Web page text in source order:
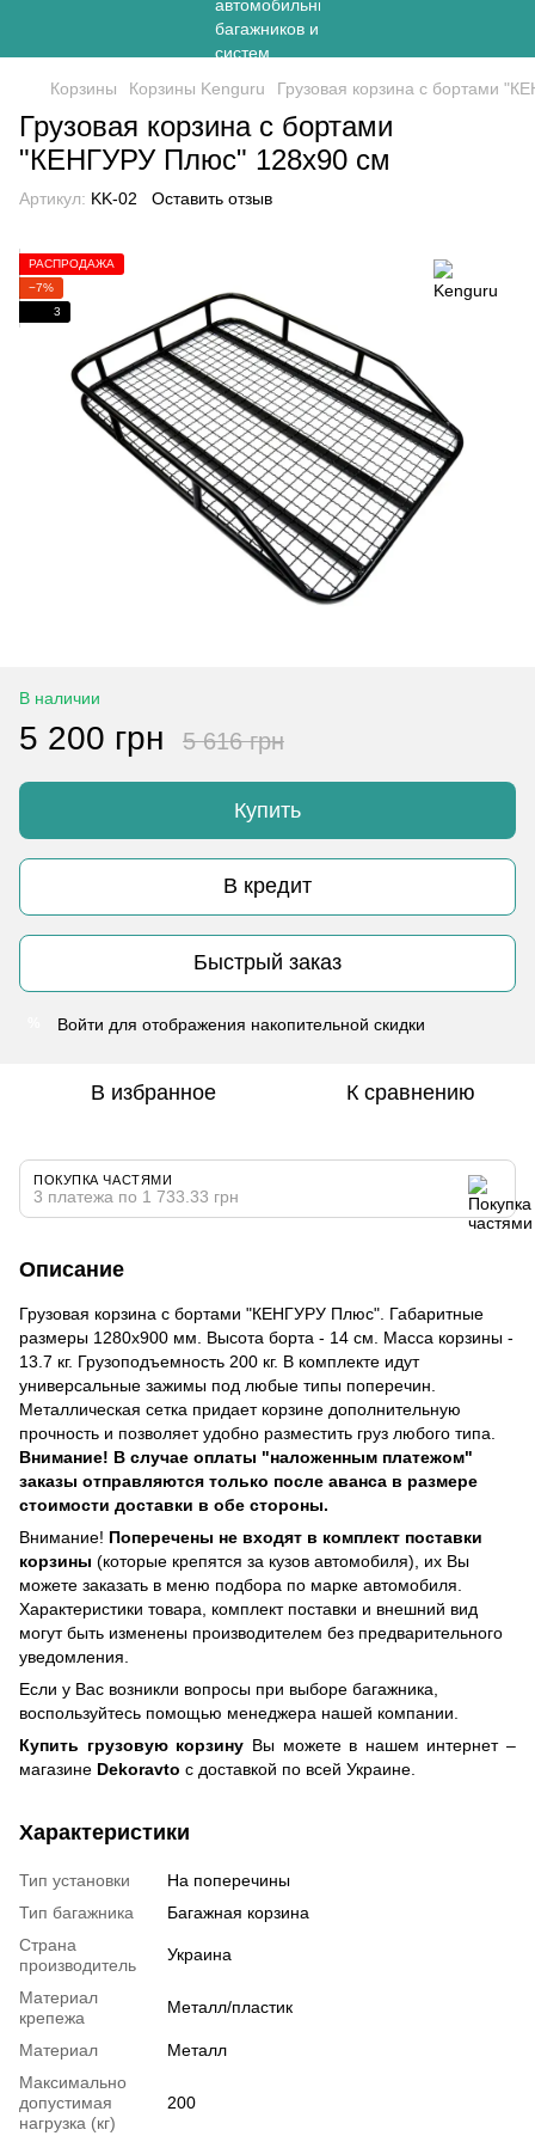
Корзины Корзины Kenguru Грузовая корзина с бортами
Грузовая корзина с бортами
"КЕНГУРУ Плюс" 128х90 см
Артикул: KK-02 Оставить отзыв
РАСПРОДАЖА
−7%
3
В наличии
5 200 грн 5 616 грн
Купить
В кредит
Быстрый заказ
Войти для отображения накопительной скидки
В избранное К сравнению
ПОКУПКА ЧАСТЯМИ
3 платежа по 1 733.33 грн
Описание
Грузовая корзина с бортами "КЕНГУРУ Плюс". Габаритные
размеры 1280х900 мм. Высота борта - 14 см. Масса корзины -
13.7 кг. Грузоподъемность 200 кг. В комплекте идут
универсальные зажимы под любые типы поперечин.
Металлическая сетка придает корзине дополнительную
прочность и позволяет удобно разместить груз любого типа.
Внимание! В случае оплаты "наложенным платежом"
заказы отправляются только после аванса в размере
стоимости доставки в обе стороны.
Внимание! Поперечены не входят в комплект поставки
корзины (которые крепятся за кузов автомобиля), их Вы
можете заказать в меню подбора по марке автомобиля.
Характеристики товара, комплект поставки и внешний вид
могут быть изменены производителем без предварительного
уведомления.
Если у Вас возникли вопросы при выборе багажника,
воспользуйтесь помощью менеджера нашей компании.
Купить грузовую корзину Вы можете в нашем интернет –
магазине Dekoravto с доставкой по всей Украине.
Характеристики
Тип установки
На поперечины
Тип багажника
Багажная корзина
Страна
производитель
Украина
Материал
крепежа
Металл/пластик
Материал
Металл
Максимально
допустимая
нагрузка (кг)
200